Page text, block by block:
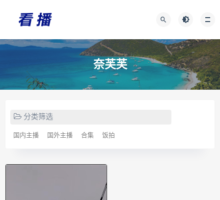
奈芙芙
分类筛选
国内主播 国外主播 合集 饭拍